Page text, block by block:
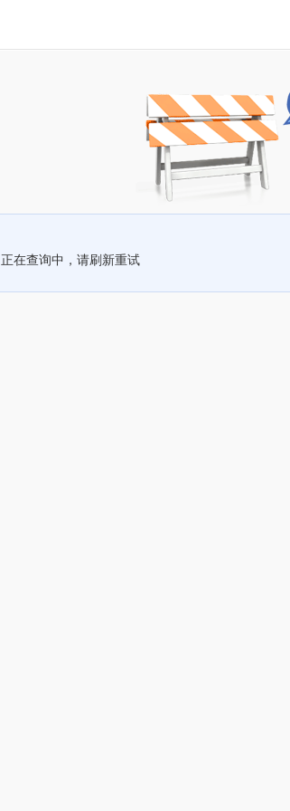
正在查询中，请刷新重试